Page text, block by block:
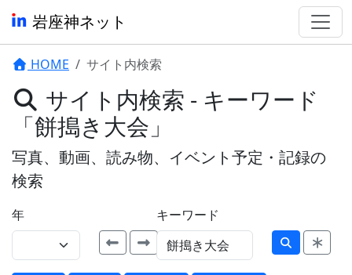
岩座神ネット
HOME サイト内検索
サイト内検索 - キーワード
「餅搗き大会」
写真、動画、読み物、イベント予定・記録の
検索
年 キーワード